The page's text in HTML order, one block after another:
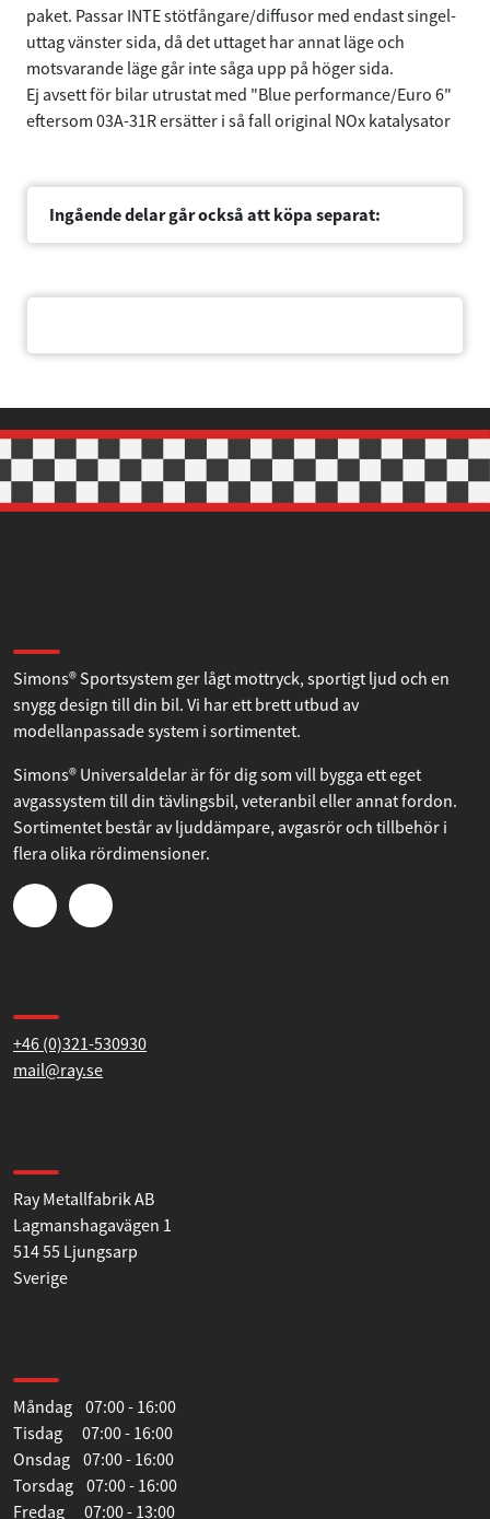
samlat in när du har använt deras tjänster.
Samtyckesval
Nödvändig
Inställningar
Tillåt urval
Avvisa
paket. Passar INTE stötfångare/diffusor med endast singel-
uttag vänster sida, då det uttaget har annat läge och
motsvarande läge går inte såga upp på höger sida.
Ej avsett för bilar utrustat med "Blue performance/Euro 6"
eftersom 03A-31R ersätter i så fall original NOx katalysator
Ingående delar går också att köpa separat:
Om Simons
Simons® Sportsystem ger lågt mottryck, sportigt ljud och en
modellanpassade system i sortimentet.
Simons® Universaldelar är för dig som vill bygga ett eget
avgassystem till din tävlingsbil, veteranbil eller annat fordon.
flera olika rördimensioner.
Kontakta oss
Hitta till oss
Ray Metallfabrik AB
Lagmanshagavägen 1
Öppettider
Måndag 07:00 - 16:00
Tisdag 07:00 - 16:00
Onsdag 07:00 - 16:00